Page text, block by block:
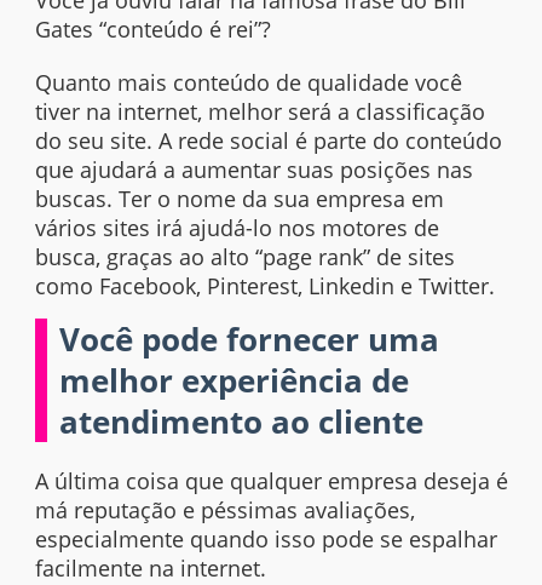
Gates “conteúdo é rei”?
Quanto mais conteúdo de qualidade você
tiver na internet, melhor será a classificação
do seu site. A rede social é parte do conteúdo
que ajudará a aumentar suas posições nas
buscas. Ter o nome da sua empresa em
vários sites irá ajudá-lo nos motores de
busca, graças ao alto “page rank” de sites
como Facebook, Pinterest, Linkedin e Twitter.
Você pode fornecer uma
melhor experiência de
atendimento ao cliente
A última coisa que qualquer empresa deseja é
má reputação e péssimas avaliações,
especialmente quando isso pode se espalhar
facilmente na internet.